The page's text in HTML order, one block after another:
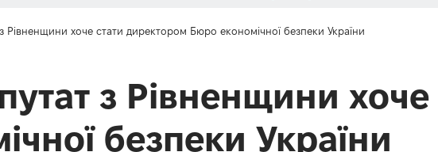
Рівненщини хоче стати директором Бюро економічної безпеки України
з Рівненщини
безпеки України